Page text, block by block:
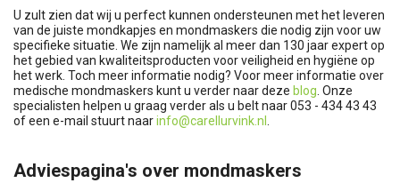
U zult zien dat wij u perfect kunnen ondersteunen met het leveren
van de juiste mondkapjes en mondmaskers die nodig zijn voor uw
specifieke situatie. We zijn namelijk al meer dan 130 jaar expert op
het gebied van kwaliteitsproducten voor veiligheid en hygiëne op
het werk. Toch meer informatie nodig? Voor meer informatie over
medische mondmaskers kunt u verder naar deze blog . Onze
specialisten helpen u graag verder als u belt naar 053 - 434 43 43
of een e-mail stuurt naarinfo@carellurvink.nl
Adviespagina's over mondmaskers